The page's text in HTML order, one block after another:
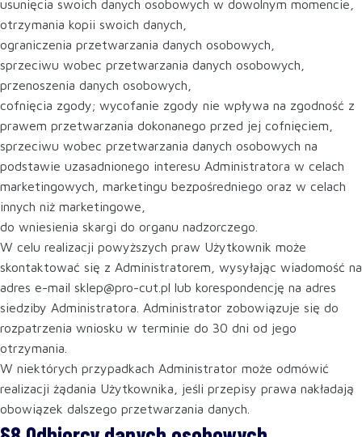
usunięcia swoich danych osobowych w dowolnym momencie,
otrzymania kopii swoich danych,
ograniczenia przetwarzania danych osobowych,
sprzeciwu wobec przetwarzania danych osobowych,
przenoszenia danych osobowych,
cofnięcia zgody; wycofanie zgody nie wpływa na zgodność z
prawem przetwarzania dokonanego przed jej cofnięciem,
sprzeciwu wobec przetwarzania danych osobowych na
podstawie uzasadnionego interesu Administratora w celach
marketingowych, marketingu bezpośredniego oraz w celach
innych niż marketingowe,
do wniesienia skargi do organu nadzorczego.
W celu realizacji powyższych praw Użytkownik może
skontaktować się z Administratorem, wysyłając wiadomość na
adres e-mail sklep@pro-cut.pl lub korespondencję na adres
siedziby Administratora. Administrator zobowiązuje się do
rozpatrzenia wniosku w terminie do 30 dni od jego
otrzymania.
W niektórych przypadkach Administrator może odmówić
realizacji żądania Użytkownika, jeśli przepisy prawa nakładają
obowiązek dalszego przetwarzania danych.